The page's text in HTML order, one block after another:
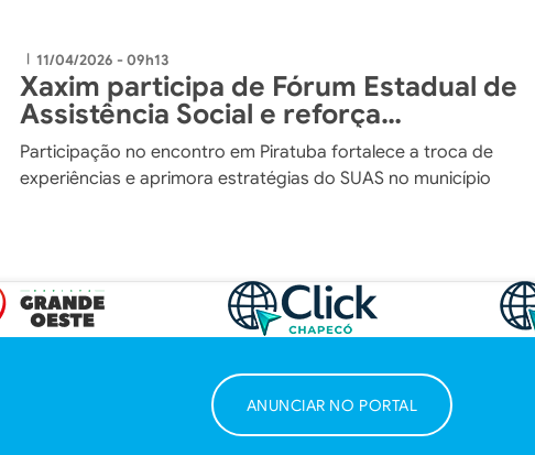
| 11/04/2026 - 09h13
Xaxim participa de Fórum Estadual de
Assistência Social e reforça
compromisso com a proteção social
Participação no encontro em Piratuba fortalece a troca de
experiências e aprimora estratégias do SUAS no município
ANUNCIAR NO PORTAL